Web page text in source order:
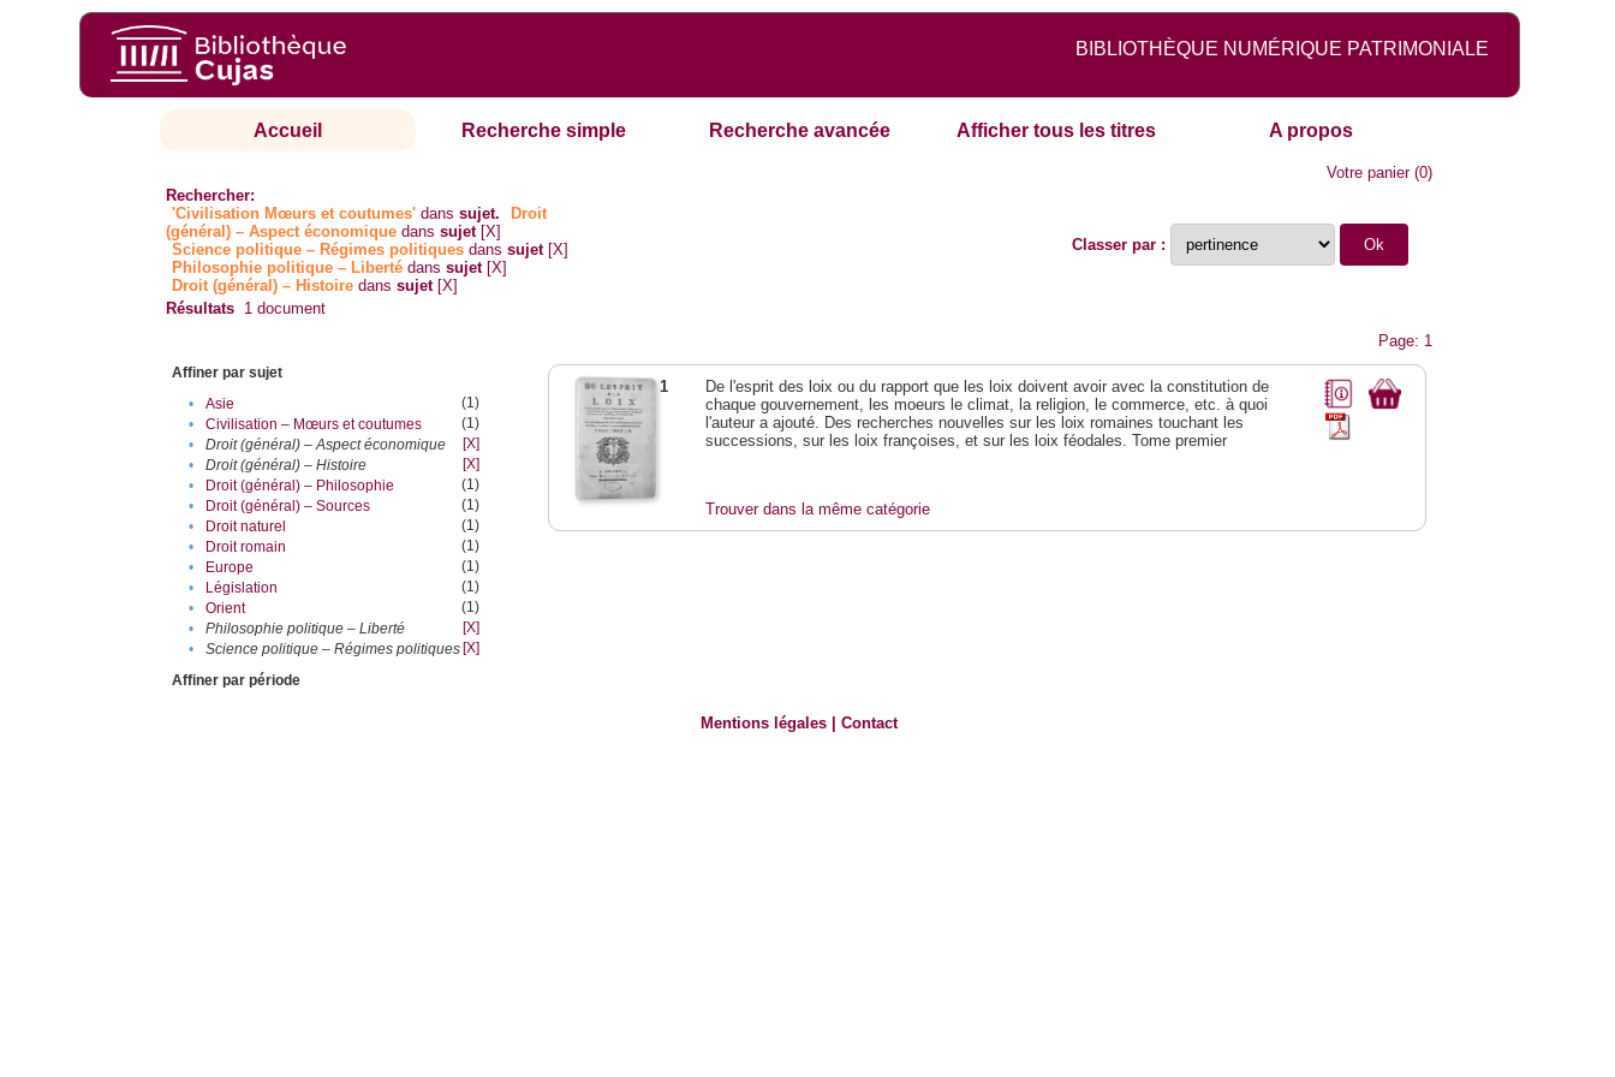
BIBLIOTHÈQUE NUMÉRIQUE PATRIMONIALE
Accueil Recherche simple Recherche avancée Afficher tous les titres A propos
Votre panier(0)
Rechercher:
'Civilisation Mœurs et coutumes' danssujet.
Droit
(général) – Aspect économique danssujet [X]
Science politique – Régimes politiques danssujet [X]
Philosophie politique – Liberté danssujet [X]
Droit (général) – Histoire danssujet [X]
Classer par :
Résultats 1 document
Page: 1
Affiner par sujet
•
Asie
(1)
•
Civilisation – Mœurs et coutumes
(1)
•
Droit (général) – Aspect économique
[X]
•
Droit (général) – Histoire
[X]
•
Droit (général) – Philosophie
(1)
•
Droit (général) – Sources
(1)
•
Droit naturel
(1)
•
Droit romain
(1)
•
Europe
(1)
•
Législation
(1)
•
Orient
(1)
•
Philosophie politique – Liberté
[X]
•
Science politique – Régimes politiques [X]
Affiner par période
1
De l'esprit des loix ou du rapport que les loix doivent avoir avec la constitution de
chaque gouvernement, les moeurs le climat, la religion, le commerce, etc. à quoi
l'auteur a ajouté. Des recherches nouvelles sur les loix romaines touchant les
successions, sur les loix françoises, et sur les loix féodales. Tome premier
Trouver dans la même catégorie
Mentions légales |Contact